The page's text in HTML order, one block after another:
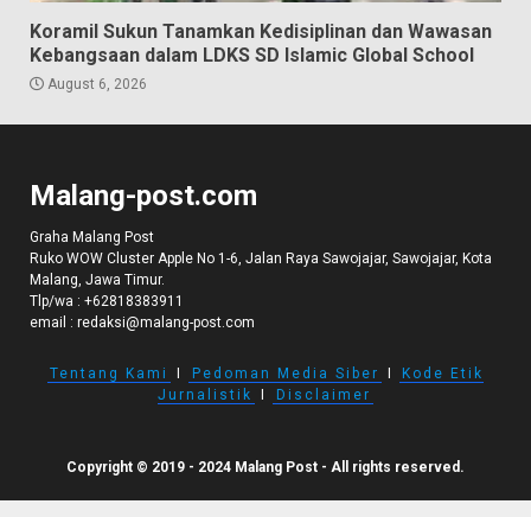
Koramil Sukun Tanamkan Kedisiplinan dan Wawasan
Kebangsaan dalam LDKS SD Islamic Global School
August 6, 2026
Malang-post.com
Graha Malang Post
Ruko WOW Cluster Apple No 1-6, Jalan Raya Sawojajar, Sawojajar, Kota
Malang, Jawa Timur.
Tlp/wa : +62818383911
email : redaksi@malang-post.com
Tentang Kami I Pedoman Media Siber I
Kode Etik
Jurnalistik
I Disclaimer
Copyright © 2019 - 2024 Malang Post - All rights reserved.